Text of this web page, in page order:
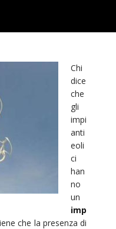
Chi
dice
che
gli
impi
anti
eoli
ci
han
no
un
imp
che la presenza di